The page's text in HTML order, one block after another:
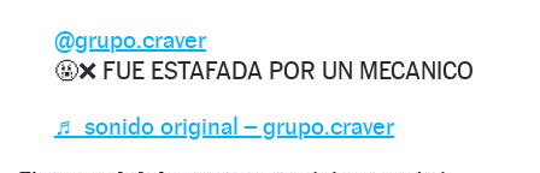
@grupo.craver
🤬❌ FUE ESTAFADA POR UN MECANICO
♬ sonido original – grupo.craver